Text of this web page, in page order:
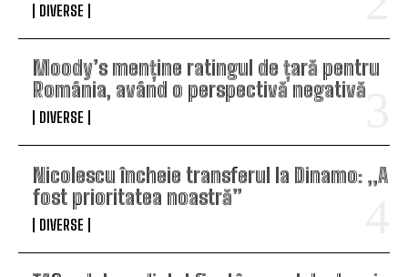
DIVERSE
Moody’s menține ratingul de țară pentru
România, având o perspectivă negativă
DIVERSE
Nicolescu încheie transferul la Dinamo: „A
fost prioritatea noastră”
DIVERSE